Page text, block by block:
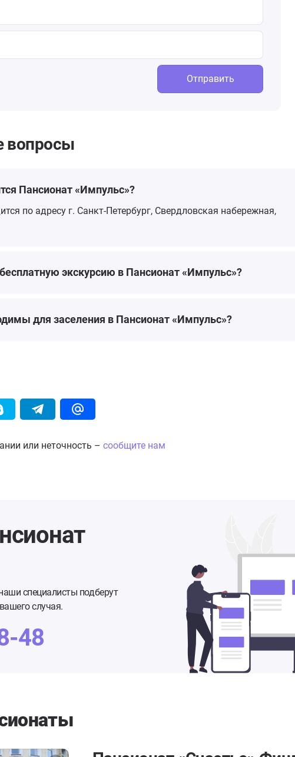
Отправить
вопросы
Пансионат «Импульс»?
по адресу г. Санкт-Петербург, Свердловская набережная,
экскурсию в Пансионат «Импульс»?
для заселения в Пансионат «Импульс»?
или неточность – сообщите нам
специалисты подберут
случая.
48